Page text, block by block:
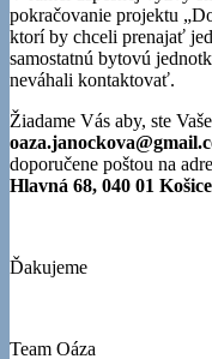
pokračovanie projektu
ktorí by chceli prenajať
samostatnú bytovú
neváhali kontaktovať.
Žiadame Vás aby, ste
doporučene poštou na
Hlavná 68, 040 01
Ďakujeme
Team Oáza